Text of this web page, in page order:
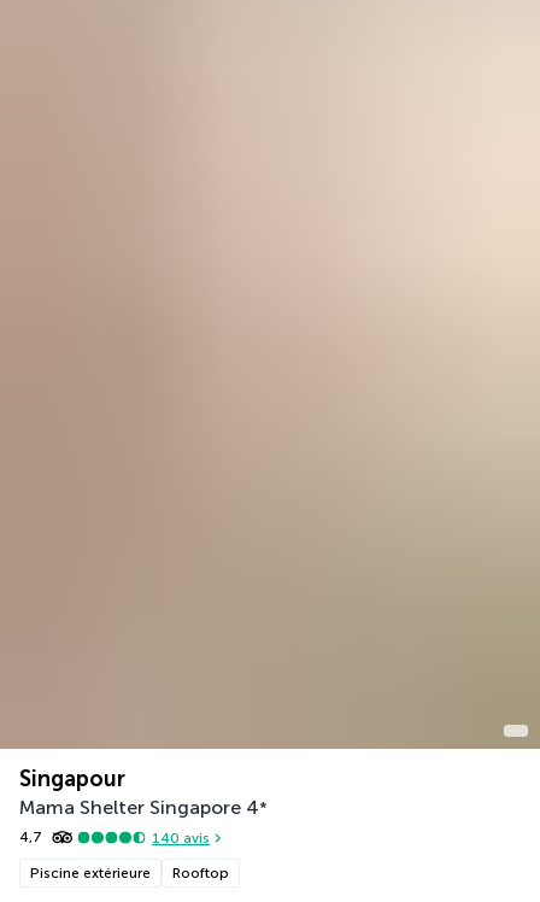
Singapour
Mama Shelter Singapore 4*
4,7 140 avis
Piscine extérieure Rooftop